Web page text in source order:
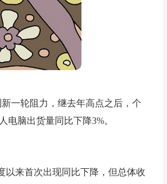
一轮阻力，继去年高点之后，个
电脑出货量同比下降3%。
以来首次出现同比下降，但总体收